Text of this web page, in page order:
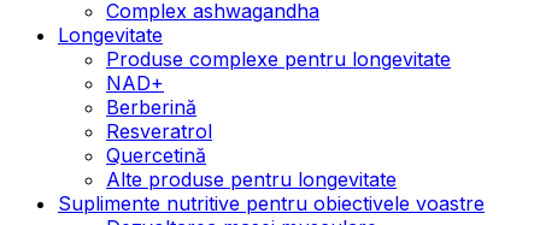
Complex ashwagandha
Longevitate
Produse complexe pentru longevitate
NAD+
Berberină
Resveratrol
Quercetină
Alte produse pentru longevitate
Suplimente nutritive pentru obiectivele voastre